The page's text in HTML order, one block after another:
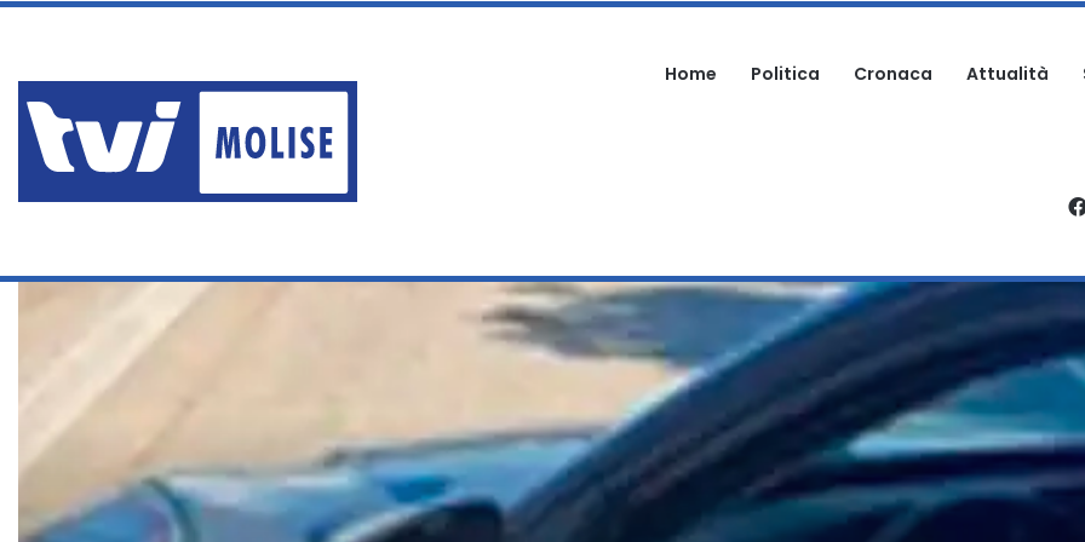
Home Politica Cronaca Attualità
sabato, Agosto 8 2026